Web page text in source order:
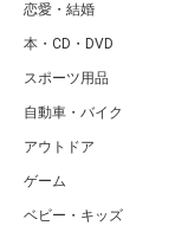
恋愛・結婚
本・CD・DVD
スポーツ用品
自動車・バイク
アウトドア
ゲーム
ベビー・キッズ